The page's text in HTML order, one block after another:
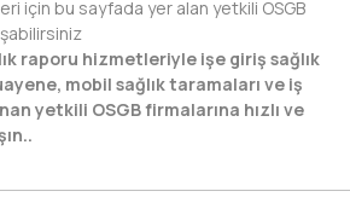
için bu sayfada yer alan yetkili OSGB
raporu hizmetleriyle işe giriş sağlık
mobil sağlık taramaları ve iş
yetkili OSGB firmalarına hızlı ve